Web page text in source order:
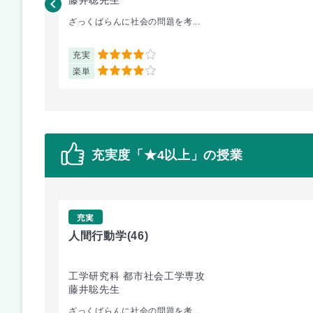
ざっくばらんに社会の問題を考...
充実 4
楽単 4
充実度「★4以上」の授業
充実
人間行動学(46)
工学研究科 都市社会工学専攻
藤井聡先生
ざっくばらんに社会の問題を考...